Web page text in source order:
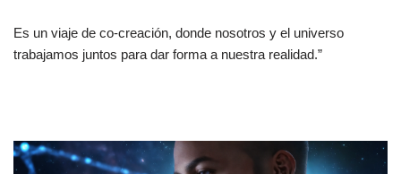
Es un viaje de co-creación, donde nosotros y el universo
trabajamos juntos para dar forma a nuestra realidad.”